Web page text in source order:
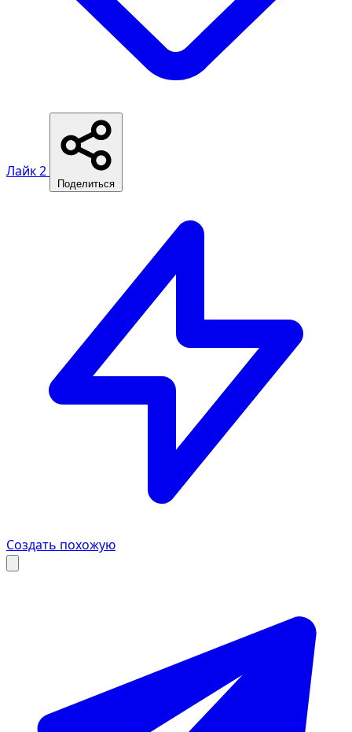
Лайк2
Поделиться
Создать похожую